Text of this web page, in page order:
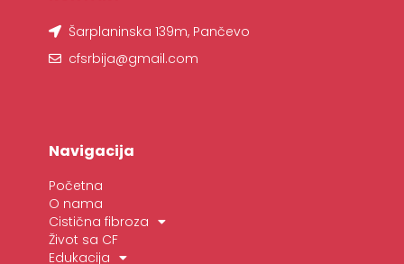
Šarplaninska 139m, Pančevo
cfsrbija@gmail.com
Navigacija
Početna
O nama
Cistična fibroza
Život sa CF
Edukacija